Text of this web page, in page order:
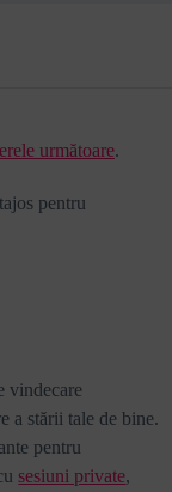
următoare.
pentru
vindecare
a stării tale de bine.
pentru
sesiuni private,